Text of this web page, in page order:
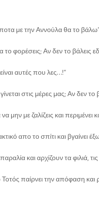
με την Αννούλα θα το
φορέσεις; Αν δεν το βάλεις
αυτές που λες…!”
στις μέρες μας; Αν δεν
μην με ζαλίζεις και
απο το σπίτι και βγαίνει
και αρχίζουν τα φιλιά,
παίρνει την απόφαση και